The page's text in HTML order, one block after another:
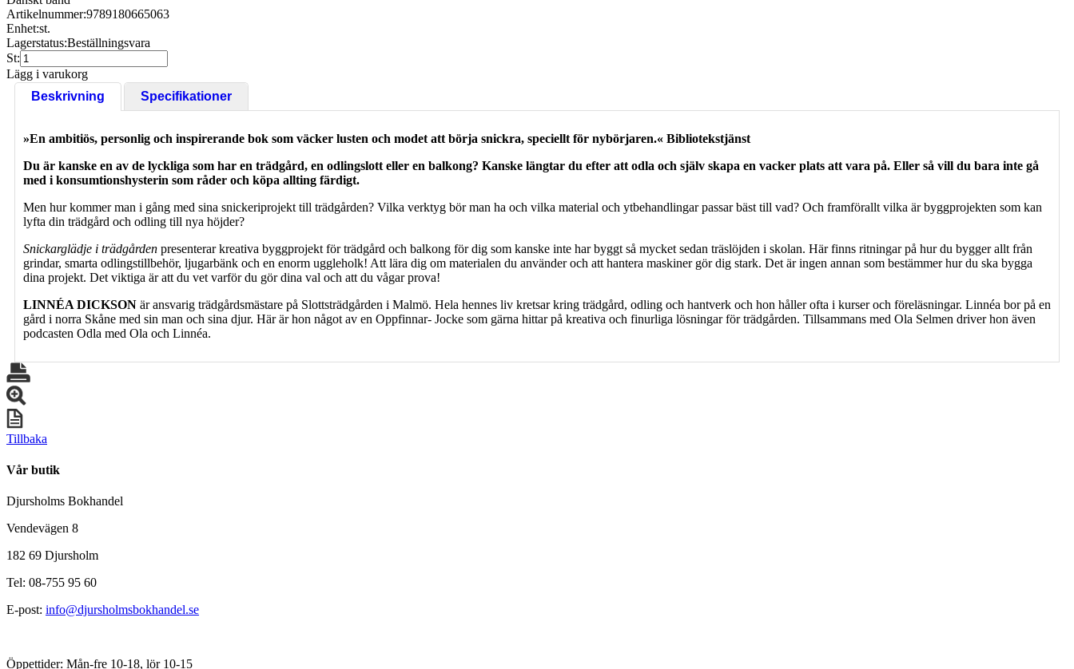
Artikelnummer:9789180665063
Enhet:st.
Lagerstatus:Beställningsvara
St:
Lägg i varukorg
Beskrivning
Specifikationer
»En ambitiös, personlig och inspirerande bok som väcker lusten och modet att börja snickra, speciellt för nybörjaren.« Bibliotekstjänst
Du är kanske en av de lyckliga som har en trädgård, en odlingslott eller en balkong? Kanske längtar du efter att odla och själv skapa en vacker plats att vara på. Eller så vill du bara inte gå
med i konsumtionshysterin som råder och köpa allting färdigt.
Men hur kommer man i gång med sina snickeriprojekt till trädgården? Vilka verktyg bör man ha och vilka material och ytbehandlingar passar bäst till vad? Och framförallt vilka är byggprojekten som kan
lyfta din trädgård och odling till nya höjder?
Snickarglädje i trädgården presenterar kreativa byggprojekt för trädgård och balkong för dig som kanske inte har byggt så mycket sedan träslöjden i skolan. Här finns ritningar på hur du bygger allt från
grindar, smarta odlingstillbehör, ljugarbänk och en enorm uggleholk! Att lära dig om materialen du använder och att hantera maskiner gör dig stark. Det är ingen annan som bestämmer hur du ska bygga
dina projekt. Det viktiga är att du vet varför du gör dina val och att du vågar prova!
LINNÉA DICKSON är ansvarig trädgårdsmästare på Slottsträdgården i Malmö. Hela hennes liv kretsar kring trädgård, odling och hantverk och hon håller ofta i kurser och föreläsningar. Linnéa bor på en
gård i norra Skåne med sin man och sina djur. Här är hon något av en Oppfinnar- Jocke som gärna hittar på kreativa och finurliga lösningar för trädgården. Tillsammans med Ola Selmen driver hon även
podcasten Odla med Ola och Linnéa.
Tillbaka
Vår butik
Djursholms Bokhandel
Vendevägen 8
182 69 Djursholm
Tel: 08-755 95 60
E-post: info@djursholmsbokhandel.se
Öppettider: Mån-fre 10-18, lör 10-15